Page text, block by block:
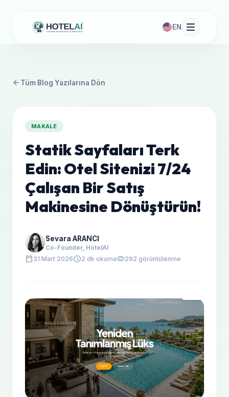
EN
arrow_back Tüm Blog Yazılarına Dön
MAKALE
Statik Sayfaları Terk
Edin: Otel Sitenizi 7/24
Çalışan Bir Satış
Makinesine Dönüştürün!
Sevara ARANCI
Co-Founder, HotelAI
calendar_today 31 Mart 2026schedule2 dk okumavisibility292 görüntülenme